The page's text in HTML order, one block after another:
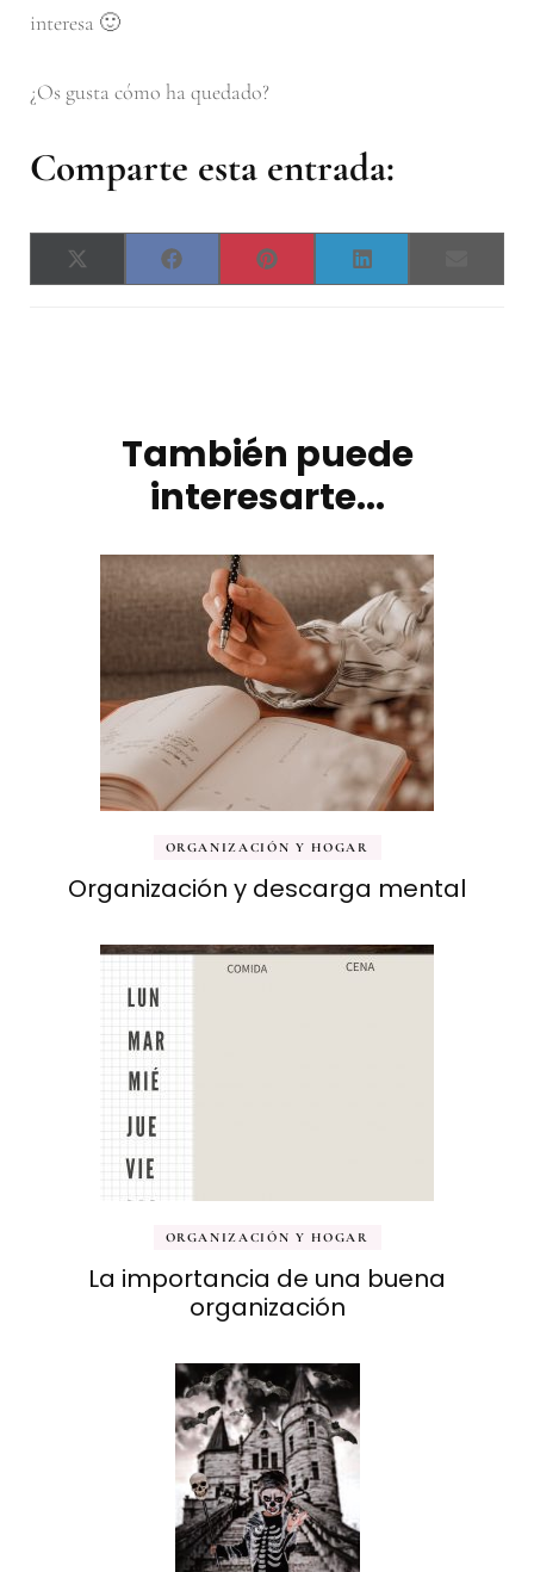
interesa 🙂
¿Os gusta cómo ha quedado?
Comparte esta entrada:
Compartir
en
(Twitter)
Compartir
en
Facebook Compartir
en
Pinterest
Compartir
en
LinkedIn
en
entradasTambién puede
interesarte...
ORGANIZACIÓN Y HOGAR
Organización y descarga mental
ORGANIZACIÓN Y HOGAR
La importancia de una buena
organización